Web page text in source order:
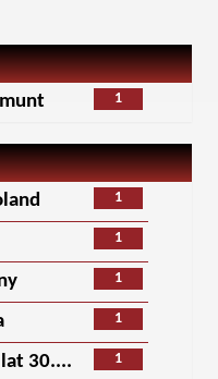
1
1
1
1
1
1
30....